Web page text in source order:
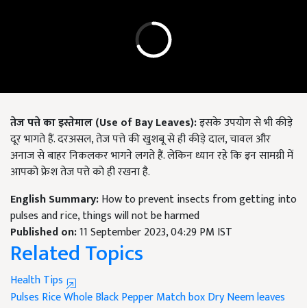
तेज पत्ते का इस्तेमाल(Use of Bay Leaves):इसके उपयोग से भी कीड़े
दूर भागते हैं. दरअसल, तेज पत्ते की खुशबू से ही कीड़े दाल, चावल और
अनाज से बाहर निकलकर भागने लगते हैं. लेकिन ध्यान रहे कि इन सामग्री में
आपको फ्रेश तेज पत्ते को ही रखना है.
English Summary:How to prevent insects from getting into
pulses and rice, things will not be harmed
Published on:11 September 2023, 04:29 PM IST
Related Topics
Health Tips
Pulses RiceWhole Black PepperMatch boxDry Neem leaves